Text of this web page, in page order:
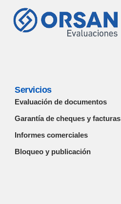
Servicios
Evaluación de documentos
Garantía de cheques y facturas
Informes comerciales
Bloqueo y publicación